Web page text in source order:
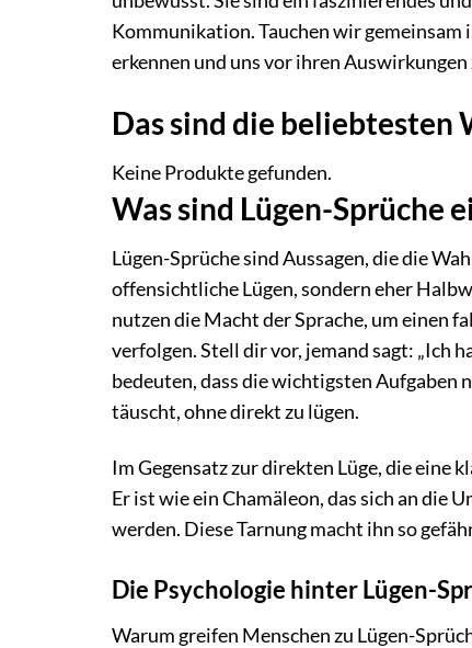
Kommunikation. Tauchen wir gemeinsam
erkennen und uns vor ihren Auswirkungen
Das sind die
Keine Produkte gefunden.
Was sind Lügen-Sprüche
Lügen-Sprüche sind Aussagen, die die
offensichtliche Lügen, sondern eher
nutzen die Macht der Sprache, um einen
verfolgen. Stell dir vor, jemand sagt: „Ich
bedeuten, dass die wichtigsten Aufgaben
täuscht, ohne direkt zu lügen.
Im Gegensatz zur direkten Lüge, die eine
Er ist wie ein Chamäleon, das sich an die
werden. Diese Tarnung macht ihn so
Die Psychologie hinter Lügen-
Warum greifen Menschen zu Lügen-